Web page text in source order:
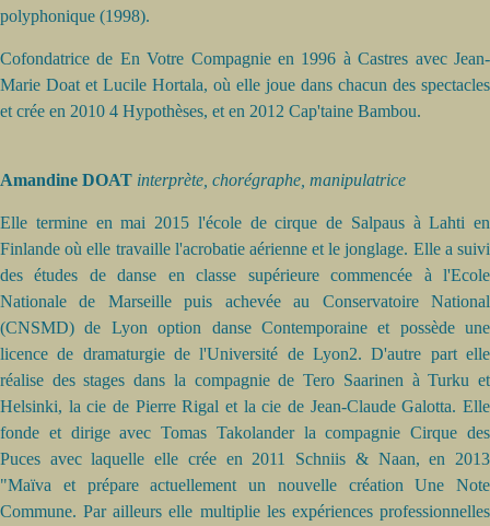
polyphonique (1998).
Cofondatrice de En Votre Compagnie en 1996 à Castres avec Jean-
Marie Doat et Lucile Hortala, où elle joue dans chacun des spectacles
et crée en 2010 4 Hypothèses, et en 2012 Cap'taine Bambou.
Amandine DOAT interprète, chorégraphe, manipulatrice
Elle termine en mai 2015 l'école de cirque de Salpaus à Lahti en
Finlande où elle travaille l'acrobatie aérienne et le jonglage. Elle a suivi
des études de danse en classe supérieure commencée à l'Ecole
Nationale de Marseille puis achevée au Conservatoire National
(CNSMD) de Lyon option danse Contemporaine et possède une
licence de dramaturgie de l'Université de Lyon2. D'autre part elle
réalise des stages dans la compagnie de Tero Saarinen à Turku et
Helsinki, la cie de Pierre Rigal et la cie de Jean-Claude Galotta. Elle
fonde et dirige avec Tomas Takolander la compagnie Cirque des
Puces avec laquelle elle crée en 2011 Schniis & Naan, en 2013
"Maïva et prépare actuellement un nouvelle création Une Note
Commune. Par ailleurs elle multiplie les expériences professionnelles